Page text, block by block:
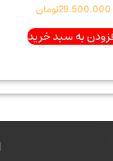
29.500.000تومان
به سبد خرید